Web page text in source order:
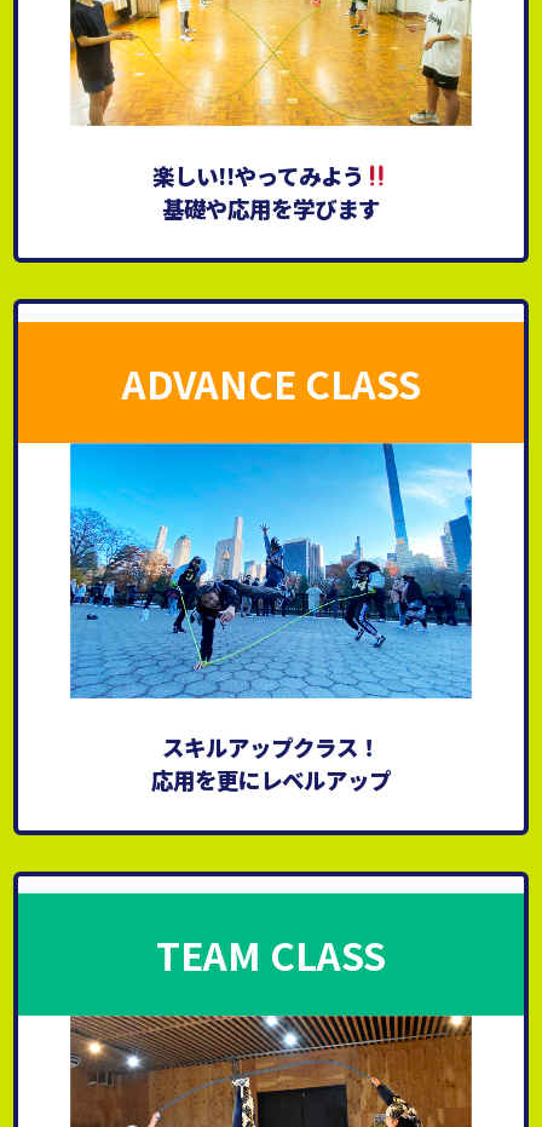
楽しい!!やってみよう
基礎や応用を学びます
ADVANCE CLASS
スキルアップクラス！
応用を更にレベルアップ
TEAM CLASS